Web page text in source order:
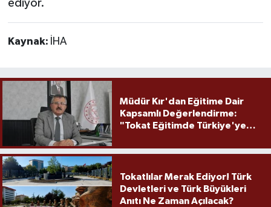
ediyor.
Kaynak: İHA
Müdür Kır'dan Eğitime Dair
Kapsamlı Değerlendirme:
"Tokat Eğitimde Türkiye'ye
Tokatlılar Merak Ediyor! Türk
Devletleri ve Türk Büyükleri
Anıtı Ne Zaman Açılacak?